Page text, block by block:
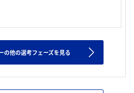
の他の選考フェーズを見る